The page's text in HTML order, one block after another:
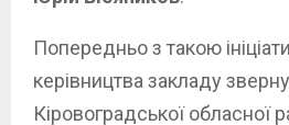
Попередньо з такою
керівництва закладу
Кіровоградської обласної